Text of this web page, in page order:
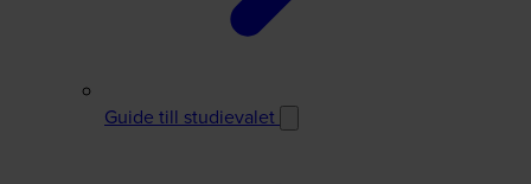
Guide till studievalet